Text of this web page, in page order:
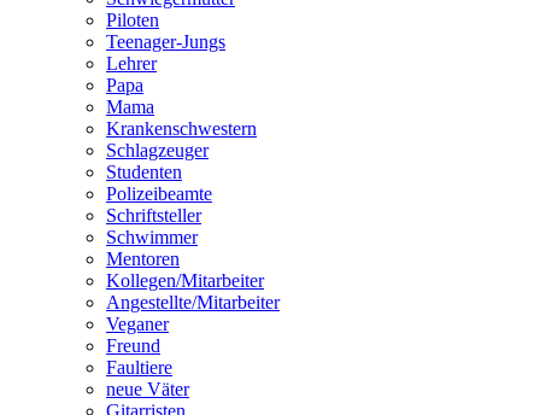
Piloten
Teenager-Jungs
Lehrer
Papa
Mama
Krankenschwestern
Schlagzeuger
Studenten
Polizeibeamte
Schriftsteller
Schwimmer
Mentoren
Kollegen/Mitarbeiter
Angestellte/Mitarbeiter
Veganer
Freund
Faultiere
neue Väter
Gitarristen